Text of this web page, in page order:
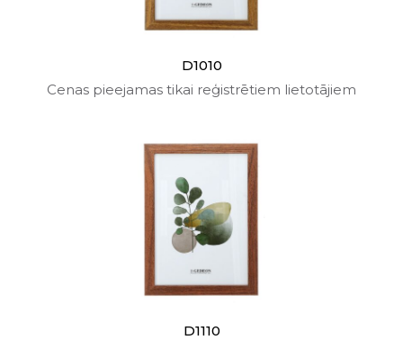
D1010
Cenas pieejamas tikai reģistrētiem lietotājiem
D1110